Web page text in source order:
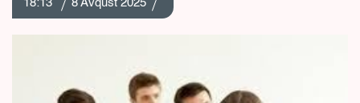
18:13 8 Avqust 2025